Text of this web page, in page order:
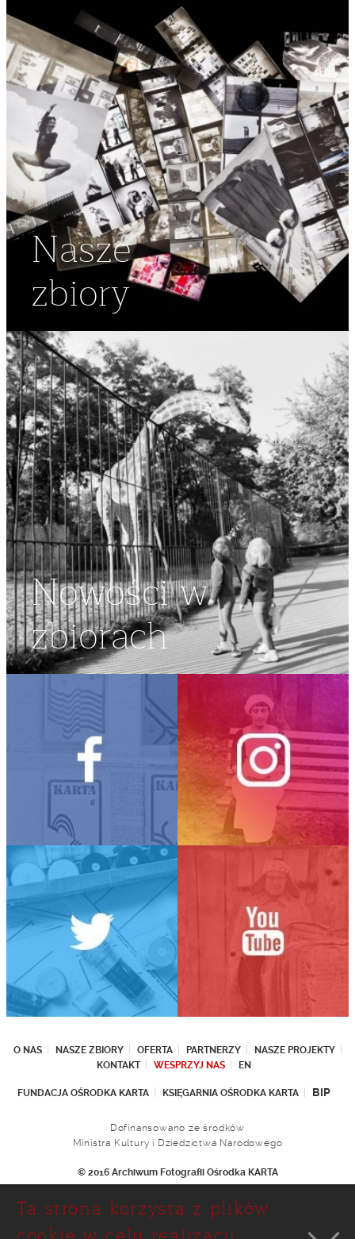
Nasze
zbiory
Nowości w
zbiorach
O NAS NASZE ZBIORY OFERTA PARTNERZY
NASZE PROJEKTY
KONTAKT
WESPRZYJ NAS EN
FUNDACJA OŚRODKA KARTA KSIĘGARNIA OŚRODKA KARTA BIP
Dofinansowano ze środków
Ministra Kultury i Dziedzictwa Narodowego
© 2016 Archiwum Fotografii Ośrodka KARTA
Ul. Narbutta 29
02-536 Warszawa
Ta strona korzysta z plików